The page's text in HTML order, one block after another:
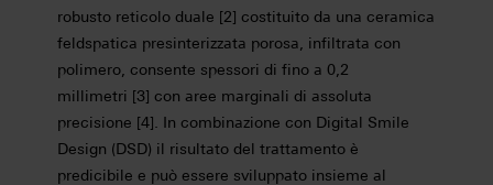
robusto reticolo duale [2] costituito da una ceramica
feldspatica presinterizzata porosa, infiltrata con
polimero, consente spessori di fino a 0,2
millimetri [3] con aree marginali di assoluta
precisione [4]. In combinazione con Digital Smile
Design (DSD) il risultato del trattamento è
predicibile e può essere sviluppato insieme al